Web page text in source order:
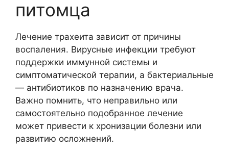
питомца
Лечение трахеита зависит от причины
воспаления. Вирусные инфекции требуют
поддержки иммунной системы и
симптоматической терапии, а бактериальные
— антибиотиков по назначению врача.
Важно помнить, что неправильно или
самостоятельно подобранное лечение
может привести к хронизации болезни или
развитию осложнений.